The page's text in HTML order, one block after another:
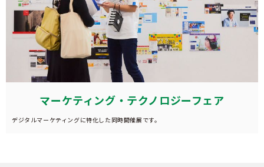
マーケティング・テクノロジーフェア
デジタルマーケティングに特化した同時開催展です。